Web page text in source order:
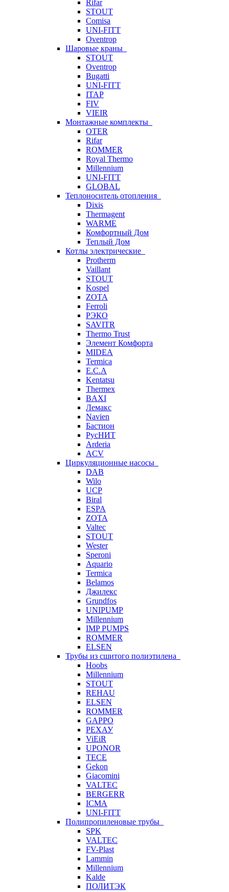
Rifar
STOUT
Comisa
UNI-FITT
Oventrop
Шаровые краны
STOUT
Oventrop
Bugatti
UNI-FITT
ITAP
FIV
VIEIR
Монтажные комплекты
OTER
Rifar
ROMMER
Royal Thermo
Millennium
UNI-FITT
GLOBAL
Теплоноситель отопления
Dixis
Thermagent
WARME
Комфортный Дом
Теплый Дом
Котлы электрические
Protherm
Vaillant
STOUT
Kospel
ZOTA
Ferroli
РЭКО
SAVITR
Thermo Trust
Элемент Комфорта
MIDEA
Termica
E.C.A
Kentatsu
Thermex
BAXI
Лемакс
Navien
Бастион
РусНИТ
Arderia
ACV
Циркуляционные насосы
DAB
Wilo
UCP
Biral
ESPA
ZOTA
Valtec
STOUT
Wester
Speroni
Aquario
Termica
Belamos
Джилекс
Grundfos
UNIPUMP
Millennium
IMP PUMPS
ROMMER
ELSEN
Трубы из сшитого полиэтилена
Hoobs
Millennium
STOUT
REHAU
ELSEN
ROMMER
GAPPO
РЕХАУ
ViEiR
UPONOR
TECE
Gekon
Giacomini
VALTEC
BERGERR
ICMA
UNI-FITT
Полипропиленовые трубы
SPK
VALTEC
FV-Plast
Lammin
Millennium
Kalde
ПОЛИТЭК